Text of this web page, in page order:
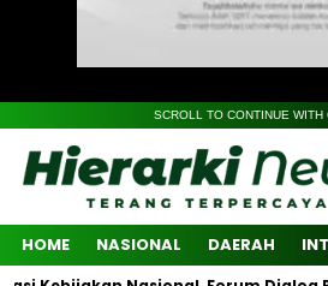
SCROLL TO CONTINUE WITH
HOME NASIONAL DAERAH